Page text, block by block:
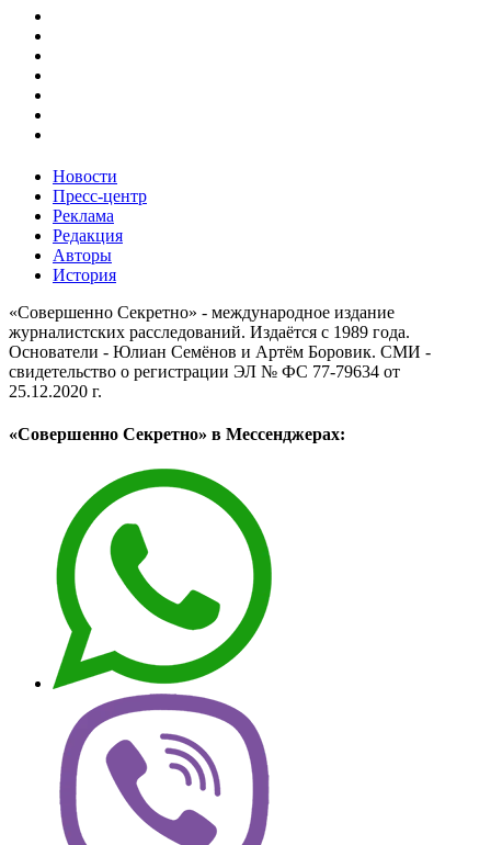
Новости
Пресс-центр
Реклама
Редакция
Авторы
История
«Совершенно Секретно» - международное издание
журналистских расследований. Издаётся с 1989 года.
Основатели - Юлиан Семёнов и Артём Боровик. CМИ -
свидетельство о регистрации ЭЛ № ФС 77-79634 от
25.12.2020 г.
«Совершенно Секретно» в Мессенджерах: